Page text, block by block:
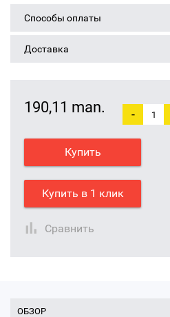
Способы оплаты
Доставка
190,11 man. -
Купить
Купить в 1 клик
Сравнить
ОБЗОР